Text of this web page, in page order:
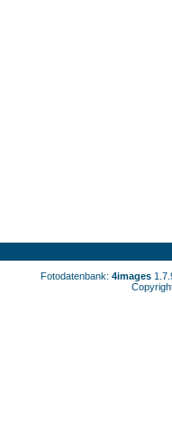
Fotodatenbank: 4images